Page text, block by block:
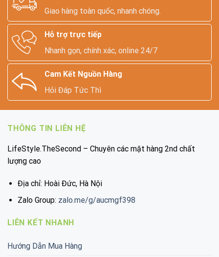
Giao hàng toàn quốc, nhanh chóng.
Hỗ trợ trực tiếp
Nhanh gọn, chính xác, online 24/7
Cam Kết Nguồn Hàng
Hỏi Đáp Tức Thì
THÔNG TIN LIÊN HỆ
LifeStyle.TheSecond – Chuyên các mặt hàng 2nd chất
lượng cao
Địa chỉ: Hoài Đức, Hà Nội
Zalo Group: zalo.me/g/aucmgf398
LIÊN KẾT NHANH
Hướng Dẫn Mua Hàng